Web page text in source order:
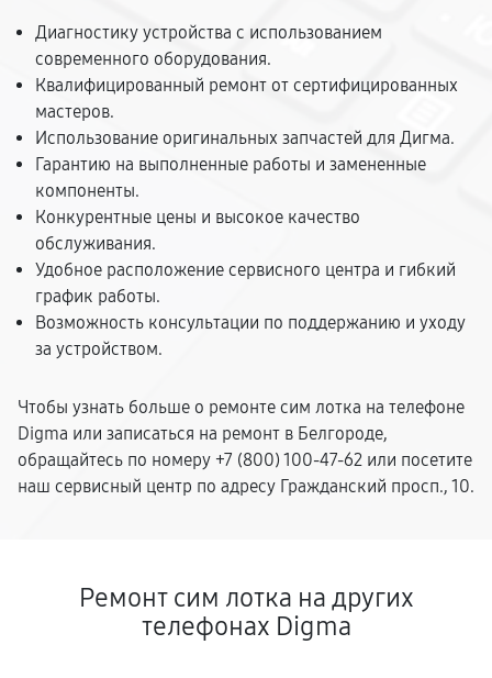
Диагностику устройства с использованием
современного оборудования.
Квалифицированный ремонт от сертифицированных
мастеров.
Использование оригинальных запчастей для Дигма.
Гарантию на выполненные работы и замененные
компоненты.
Конкурентные цены и высокое качество
обслуживания.
Удобное расположение сервисного центра и гибкий
график работы.
Возможность консультации по поддержанию и уходу
за устройством.
Чтобы узнать больше о ремонте сим лотка на телефоне
Digma или записаться на ремонт в Белгороде,
обращайтесь по номеру +7 (800) 100-47-62 или посетите
наш сервисный центр по адресу Гражданский просп., 10.
Ремонт сим лотка на других
телефонах Digma